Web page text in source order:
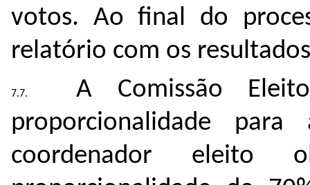
votos. Ao ﬁnal do
relatório com os
A Comissão
proporcionalidade
coordenador eleito